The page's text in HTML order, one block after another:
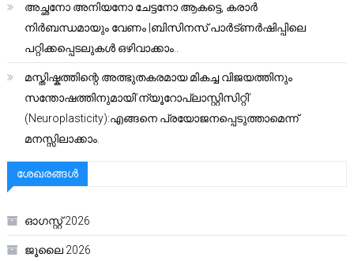
അച്ഛനോ അനിയനോ ചേട്ടനോ ആകട്ടെ, കരാർ
നിർബന്ധമായും വേണം |ബിസിനസ് പാർട്ണർഷിപ്പിലെ
പറ്റിക്കപ്പെടലുകൾ ഒഴിവാക്കാം..
മസ്തിഷ്കത്തിന്റെ അത്ഭുതകരമായ മികച്ച വിജയത്തിനും
സന്തോഷത്തിനുമായി’ന്യൂറോപ്ലാസ്റ്റിസിറ്റി’
(Neuroplasticity):എങ്ങനെ പ്രയോജനപ്പെടുത്താമെന്ന്
മനസ്സിലാക്കാം.
ശേഖരങ്ങൾ
ഓഗസ്റ്റ്‌ 2026
ജൂലൈ 2026